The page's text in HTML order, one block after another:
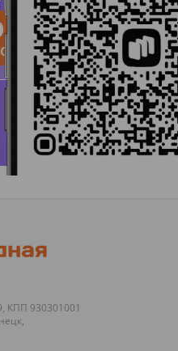
И ПОНЯТНО
КПП 930301001